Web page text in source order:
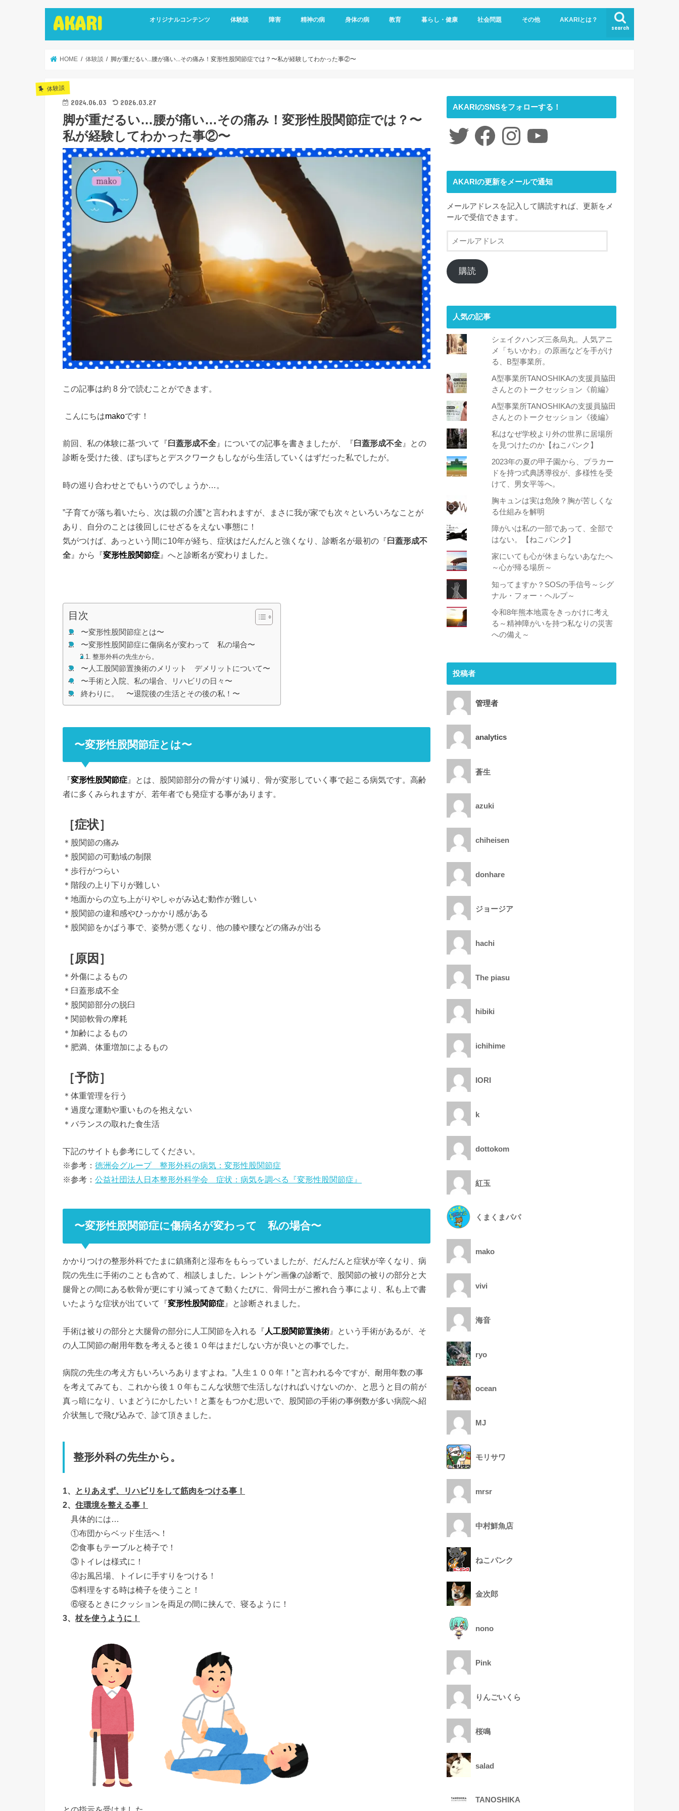
AKARI search
オリジナルコンテンツ
インタビュー
ライターズインタビュー
リカバリーストーリーズ
広報誌
体験談
メッセージ
障害
視覚障害
聴覚障害
発達障害
知的障害
障害年金
障害者雇用
精神の病
うつ病
双極性障害
統合失調症
パニック障害
不安神経症
依存症
適応障害
身体の病
アレルギー
頭痛
ダウン症
がん
リウマチ
更年期障害
内臓の病気
整形外科の病気
脳・心臓の病気
糖尿病
その他の身体の病
教育
子育て
暮らし・健康
予防
女性特有の悩み
睡眠
社会問題
社会福祉
LGBTQ
コロナ
ジェンダー
ニュース
介護
時事ネタ
災害
社会学
その他
アート
ファッション
夢
心理学
書評
AKARIとは？
お問い合わせ
サイトマップ
会社概要
HOME 体験談 脚が重だるい...腰が痛い...その痛み！変形性股関節症では？〜私が経験してわかった事②〜
体験談
2024.06.03 2026.03.27
脚が重だるい…腰が痛い…その痛み！変形性股関節症では？〜
私が経験してわかった事②〜
この記事は約 8 分で読むことができます。
こんにちはmakoです！
前回、私の体験に基づいて『 臼蓋形成不全 』についての記事を書きましたが、 『 臼蓋形成不全 』との
診断を受けた後、ぼちぼちとデスクワークもしながら生活していくはずだった私でしたが。
時の巡り合わせとでもいうのでしょうか…。
”子育てが落ち着いたら、次は親の介護”と言われますが、まさに我が家でも次々といろいろなことが
あり、自分のことは後回しにせざるをえない事態に！
気がつけば、あっという間に10年が経ち、症状はだんだんと強くなり、診断名が最初の『臼蓋形成不
全 』から『変形性股関節症 』へと診断名が変わりました。
目次
〜変形性股関節症とは〜
〜変形性股関節症に傷病名が変わって 私の場合〜
整形外科の先生から。
〜人工股関節置換術のメリット デメリットについて〜
〜手術と入院、私の場合、リハビリの日々〜
終わりに。 〜退院後の生活とその後の私！〜
〜変形性股関節症とは〜
『変形性股関節症 』とは、股関節部分の骨がすり減り、骨が変形していく事で起こる病気です。高齢
者に多くみられますが、若年者でも発症する事があります。
［症状］
＊股関節の痛み
＊股関節の可動域の制限
＊歩行がつらい
＊階段の上り下りが難しい
＊地面からの立ち上がりやしゃがみ込む動作が難しい
＊股関節の違和感やひっかかり感がある
＊股関節をかばう事で、姿勢が悪くなり、他の膝や腰などの痛みが出る
［原因］
＊外傷によるもの
＊臼蓋形成不全
＊股関節部分の脱臼
＊関節軟骨の摩耗
＊加齢によるもの
＊肥満、体重増加によるもの
［予防］
＊体重管理を行う
＊過度な運動や重いものを抱えない
＊バランスの取れた食生活
下記のサイトも参考にしてください。
※参考： 徳洲会グループ 整形外科の病気：変形性股関節症
※参考： 公益社団法人日本整形外科学会 症状：病気を調べる『変形性股関節症』
〜変形性股関節症に傷病名が変わって 私の場合〜
かかりつけの整形外科でたまに鎮痛剤と湿布をもらっていましたが、だんだんと症状が辛くなり、病
院の先生に手術のことも含めて、相談しました。レントゲン画像の診断で、股関節の被りの部分と大
腿骨との間にある軟骨が更にすり減ってきて動くたびに、骨同士がこ擦れ合う事により、私も上で書
いたような症状が出ていて『変形性股関節症 』と診断されました。
手術は被りの部分と大腿骨の部分に人工関節を入れる『 人工股関節置換術』という手術があるが、そ
の人工関節の耐用年数を考えると後１０年はまだしない方が良いとの事でした。
病院の先生の考え方もいろいろありますよね。”人生１００年！”と言われる今ですが、耐用年数の事
を考えてみても、これから後１０年もこんな状態で生活しなければいけないのか、と思うと目の前が
真っ暗になり、いまどうにかしたい！と藁をもつかむ思いで、股関節の手術の事例数が多い病院へ紹
介状無しで飛び込みで、診て頂きました。
整形外科の先生から。
1、
とりあえず、リハビリをして筋肉をつける事！
2、 住環境を整える事！
具体的には…
①布団からベッド生活へ！
②食事もテーブルと椅子で！
③トイレは様式に！
④お風呂場、トイレに手すりをつける！
⑤料理をする時は椅子を使うこと！
⑥寝るときにクッションを両足の間に挟んで、寝るように！
3、 杖を使うように！
AKARIのSNSをフォローする！
Twitter FacebookInstagramYouTube
AKARIの更新をメールで通知
メールアドレスを記入して購読すれば、更新をメ
ールで受信できます。
ー
ア
ド
購読
人気の記事
シェイクハンズ三条烏丸。人気アニ
メ「ちいかわ」の原画などを手がけ
る、B型事業所。
A型事業所TANOSHIKAの支援員脇田
さんとのトークセッション《前編》
A型事業所TANOSHIKAの支援員脇田
さんとのトークセッション《後編》
私はなぜ学校より外の世界に居場所
を見つけたのか【ねこパンク】
2023年の夏の甲子園から、プラカー
ドを持つ式典誘導役が、多様性を受
けて、男女平等へ。
胸キュンは実は危険？胸が苦しくな
る仕組みを解明
障がいは私の一部であって、全部で
はない。【ねこパンク】
家にいても心が休まらないあなたへ
～心が帰る場所～
知ってますか？SOSの手信号～シグ
ナル・フォー・ヘルプ～
令和8年熊本地震をきっかけに考え
る～精神障がいを持つ私なりの災害
への備え～
投稿者
管理者
analytics
蒼生
azuki
chiheisen
donhare
ジョージア
hachi
The piasu
hibiki
ichihime
IORI
k
dottokom
紅玉
くまくまパパ
mako
vivi
海音
ryo
ocean
MJ
モリサワ
mrsr
中村鮮魚店
ねこパンク
金次郎
nono
Pink
りんごいくら
桜鳴
salad
TANOSHIKA